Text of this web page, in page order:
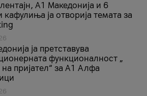
A1 Македонија и 6
кафулиња ја отворија темата за
ја претставува
функционалност „
пријател“ за А1 Алфа